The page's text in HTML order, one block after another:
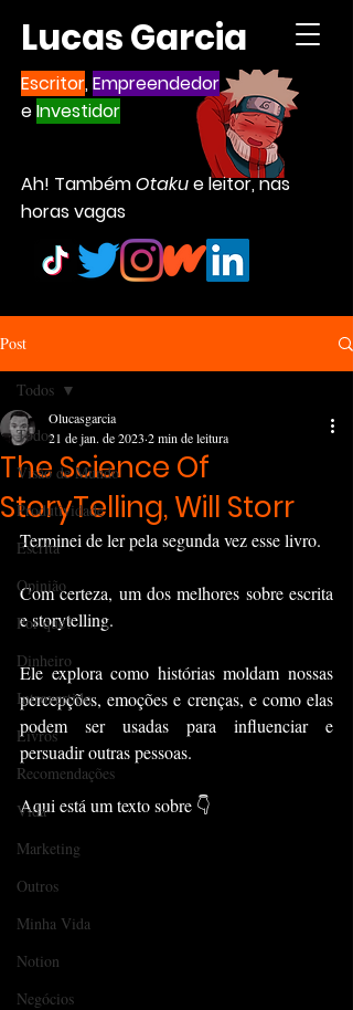
Lucas Garcia
Escritor,Empreendedor
eInvestidor
Ah! TambémOtakue leitor, nas
horas vagas
Post
Todos
Visão de Mundo
Produtividade
Escrita
Opinião
Por que?
Dinheiro
Introvertido
Livros
Recomendações
Vida
Marketing
Outros
Minha Vida
Notion
Negócios
Todos
The Science Of
StoryTelling, Will Storr
Olucasgarcia
21 de jan. de 2023 2 min de leitura
Terminei de ler pela segunda vez esse livro.
Com certeza, um dos melhores sobre escrita
e storytelling.
Ele explora como histórias moldam nossas
percepções, emoções e crenças, e como elas
podem ser usadas para influenciar e
persuadir outras pessoas.
Aqui está um texto sobre 👇